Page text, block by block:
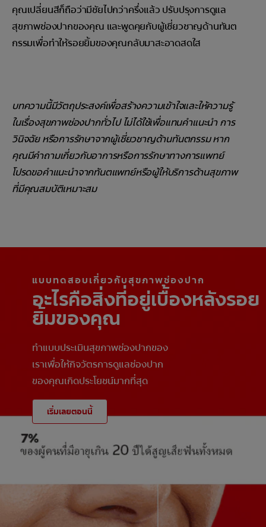
คุณเปลี่ยนสีก็ถือว่ามีชัยไปกว่าครึ่งแล้ว ปรับปรุงการดูแล
สุขภาพช่องปากของคุณ และพูดคุยกับผู้เชี่ยวชาญด้านทันต
กรรมเพื่อทำให้รอยยิ้มของคุณกลับมาสะอาดสดใส
บทความนี้มีวัตถุประสงค์เพื่อสร้างความเข้าใจและให้ความรู้
ในเรื่องสุขภาพช่องปากทั่วไป ไม่ได้ใช้เพื่อแทนคำแนะนำ การ
วินิจฉัย หรือการรักษาจากผู้เชี่ยวชาญด้านทันตกรรม หาก
คุณมีคำถามเกี่ยวกับอาการหรือการรักษาทางการแพทย์
โปรดขอคำแนะนำจากทันตแพทย์หรือผู้ให้บริการด้านสุขภาพ
ที่มีคุณสมบัติเหมาะสม
แบบทดสอบเกี่ยวกับสุขภาพช่องปาก
อะไรคือสิ่งที่อยู่เบื้องหลังรอย
ยิ้มของคุณ
ทำแบบประเมินสุขภาพช่องปากของ
เราเพื่อให้กิจวัตรการดูแลช่องปาก
ของคุณเกิดประโยชน์มากที่สุด
เริ่มเลยตอนนี้